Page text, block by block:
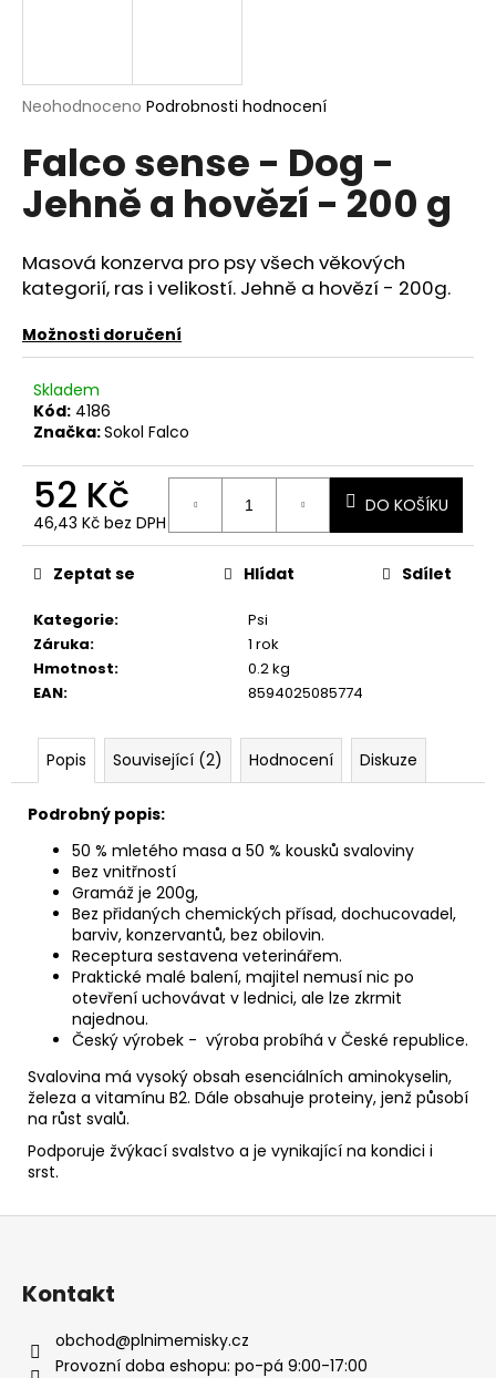
Průměrné
produktu
je
0,0
z
hvězdiček.
Neohodnoceno Podrobnosti hodnocení
Falco sense - Dog -
Jehně a hovězí - 200 g
Masová konzerva pro psy všech věkových
kategorií, ras i velikostí. Jehně a hovězí - 200g.
Možnosti doručení
Skladem
Kód: 4186
Značka:Sokol Falco
52 Kč
46,43 Kč bez DPH
Měrná
cena:
DO KOŠÍKU
Kategorie:
Psi
Záruka:
1 rok
Hmotnost:
0.2 kg
EAN: 8594025085774
Zeptat se Hlídat Sdílet
Popis Související (2) Hodnocení Diskuze
Podrobný popis:
50 % mletého masa a 50 % kousků svaloviny
Bez vnitřností
Gramáž je 200g,
Bez přidaných chemických přísad, dochucovadel,
barviv, konzervantů, bez obilovin.
Receptura sestavena veterinářem.
Praktické malé balení, majitel nemusí nic po
otevření uchovávat v lednici, ale lze zkrmit
najednou.
Český výrobek - výroba probíhá v České republice.
Svalovina má vysoký obsah esenciálních aminokyselin,
železa a vitamínu B2. Dále obsahuje proteiny, jenž působí
na růst svalů.
Podporuje žvýkací svalstvo a je vynikající na kondici i
srst.
í
t
?
HLEDAT
D
o
p
o
u
u
j
e
e
Z
Kontakt
obchod@plnimemisky.cz
Provozní doba eshopu: po-pá 9:00-17:00